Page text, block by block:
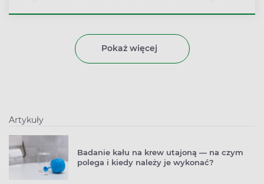
Hiperurykemia jest często związana z wrodzonymi
uwarunkowaniami genetycznymi, cukrzycą bądź
Pokaż więcej
Artykuły
Badanie kału na krew utajoną — na czym
polega i kiedy należy je wykonać?